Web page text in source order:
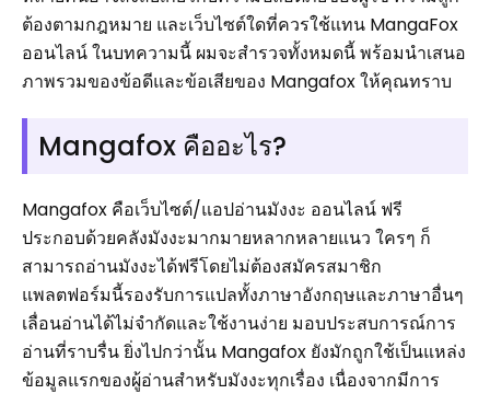
ต้องตามกฎหมาย และเว็บไซต์ใดที่ควรใช้แทน MangaFox
ออนไลน์ ในบทความนี้ ผมจะสำรวจทั้งหมดนี้ พร้อมนำเสนอ
ภาพรวมของข้อดีและข้อเสียของ Mangafox ให้คุณทราบ
Mangafox คืออะไร?
Mangafox คือเว็บไซต์/แอปอ่านมังงะ ออนไลน์ ฟรี
ประกอบด้วยคลังมังงะมากมายหลากหลายแนว ใครๆ ก็
สามารถอ่านมังงะได้ฟรีโดยไม่ต้องสมัครสมาชิก
แพลตฟอร์มนี้รองรับการแปลทั้งภาษาอังกฤษและภาษาอื่นๆ
เลื่อนอ่านได้ไม่จำกัดและใช้งานง่าย มอบประสบการณ์การ
อ่านที่ราบรื่น ยิ่งไปกว่านั้น Mangafox ยังมักถูกใช้เป็นแหล่ง
ข้อมูลแรกของผู้อ่านสำหรับมังงะทุกเรื่อง เนื่องจากมีการ